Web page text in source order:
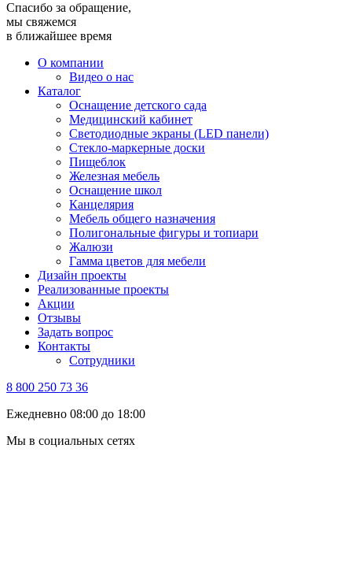
Спасибо за обращение,
мы свяжемся
в ближайшее время
О компании
Видео о нас
Каталог
Оснащение детского сада
Медицинский кабинет
Светодиодные экраны (LED панели)
Стекло-маркерные доски
Пищеблок
Железная мебель
Оснащение школ
Канцелярия
Мебель общего назначения
Полигональные фигуры и топиари
Жалюзи
Гамма цветов для мебели
Дизайн проекты
Реализованные проекты
Акции
Отзывы
Задать вопрос
Контакты
Сотрудники
8 800 250 73 36
Ежедневно 08:00 до 18:00
Мы в социальных сетях